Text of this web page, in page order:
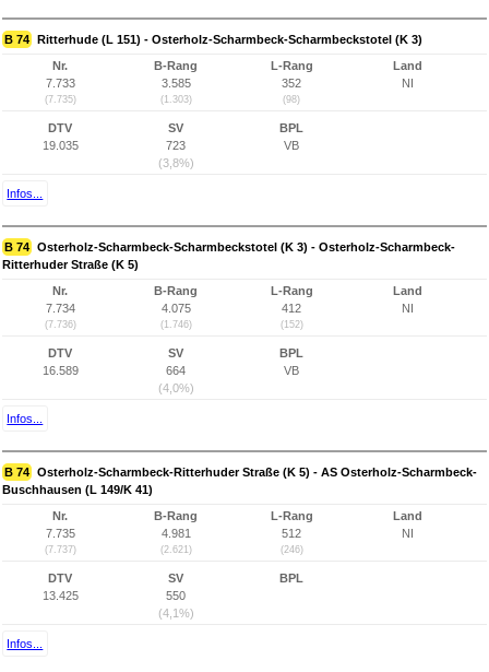
B 74 Ritterhude (L 151) - Osterholz-Scharmbeck-Scharmbeckstotel (K 3)
Nr.
7.733
(7.735)
B-Rang
3.585
(1.303)
L-Rang
352
(98)
Land
NI
DTV
19.035
SV
723
(3,8%)
BPL
VB
Infos...
B 74 Osterholz-Scharmbeck-Scharmbeckstotel (K 3) - Osterholz-Scharmbeck-
Ritterhuder Straße (K 5)
Nr.
7.734
(7.736)
B-Rang
4.075
(1.746)
L-Rang
412
(152)
Land
NI
DTV
16.589
SV
664
(4,0%)
BPL
VB
Infos...
B 74 Osterholz-Scharmbeck-Ritterhuder Straße (K 5) - AS Osterholz-Scharmbeck-
Buschhausen (L 149/K 41)
Nr.
7.735
(7.737)
B-Rang
4.981
(2.621)
L-Rang
512
(246)
Land
NI
DTV
13.425
SV
550
(4,1%)
BPL
Infos...